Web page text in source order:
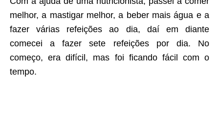
melhor, a mastigar melhor, a beber mais água e a
fazer várias refeições ao dia, daí em diante
comecei a fazer sete refeições por dia. No
começo, era difícil, mas foi ficando fácil com o
tempo.